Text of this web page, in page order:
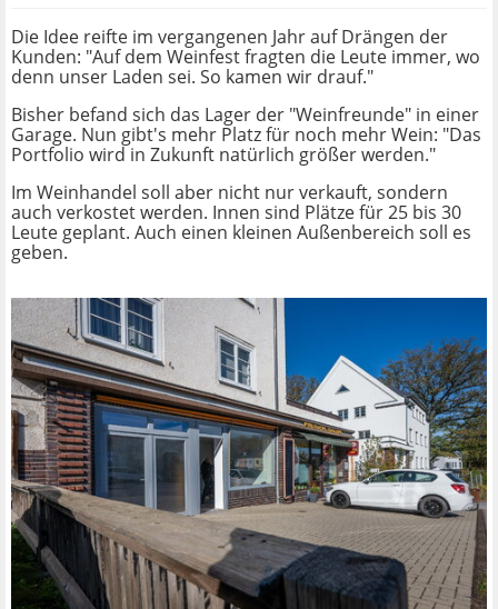
Die Idee reifte im vergangenen Jahr auf Drängen der
Kunden: "Auf dem Weinfest fragten die Leute immer, wo
denn unser Laden sei. So kamen wir drauf."
Bisher befand sich das Lager der "Weinfreunde" in einer
Garage. Nun gibt's mehr Platz für noch mehr Wein: "Das
Portfolio wird in Zukunft natürlich größer werden."
Im Weinhandel soll aber nicht nur verkauft, sondern
auch verkostet werden. Innen sind Plätze für 25 bis 30
Leute geplant. Auch einen kleinen Außenbereich soll es
geben.